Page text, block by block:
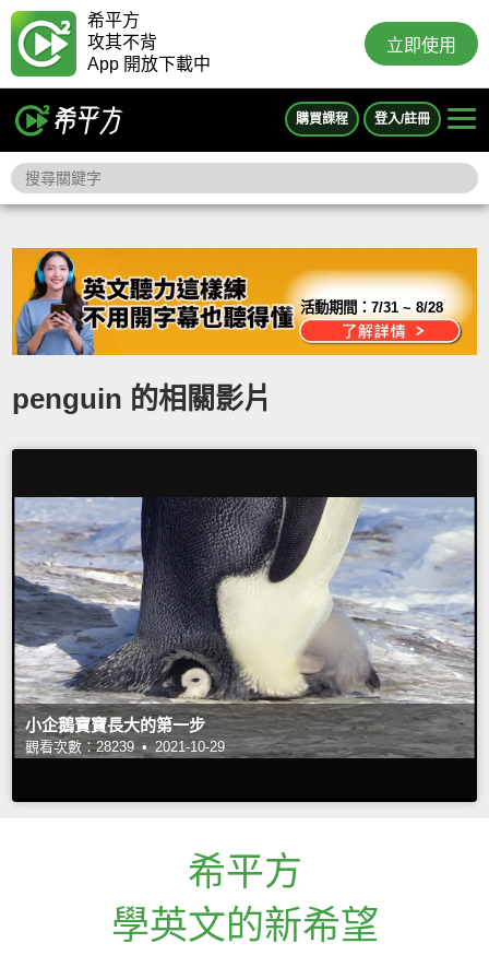
希平方
攻其不背
App 開放下載中
立即使用
購買課程 登入/註冊
活動期間：7/31 ~ 8/28
penguin 的相關影片
小企鵝寶寶長大的第一步
觀看次數：28239 • 2021-10-29
希平方
學英文的新希望